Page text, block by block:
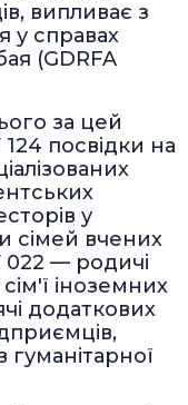
випливає з
у справах
(GDRFA
за цей
посвідки на
у
сімей вчених
022 — родичі
іноземних
додаткових
гуманітарної